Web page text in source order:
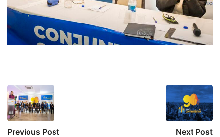
Previous Post Next Post